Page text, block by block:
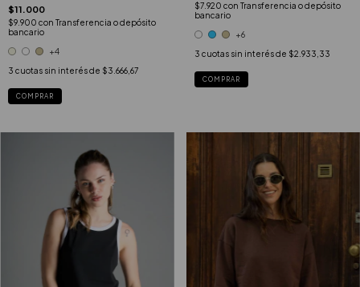
$11.000
$9.900 con Transferencia o depósito
bancario
+4
3 cuotas sin interés de $3.666,67
COMPRAR
$7.920 con Transferencia o depósito
bancario
+6
3 cuotas sin interés de $2.933,33
COMPRAR